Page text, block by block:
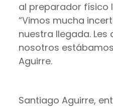
al preparador físico
“Vimos mucha
nuestra llegada. Les
nosotros
Aguirre.
Santiago Aguirre,